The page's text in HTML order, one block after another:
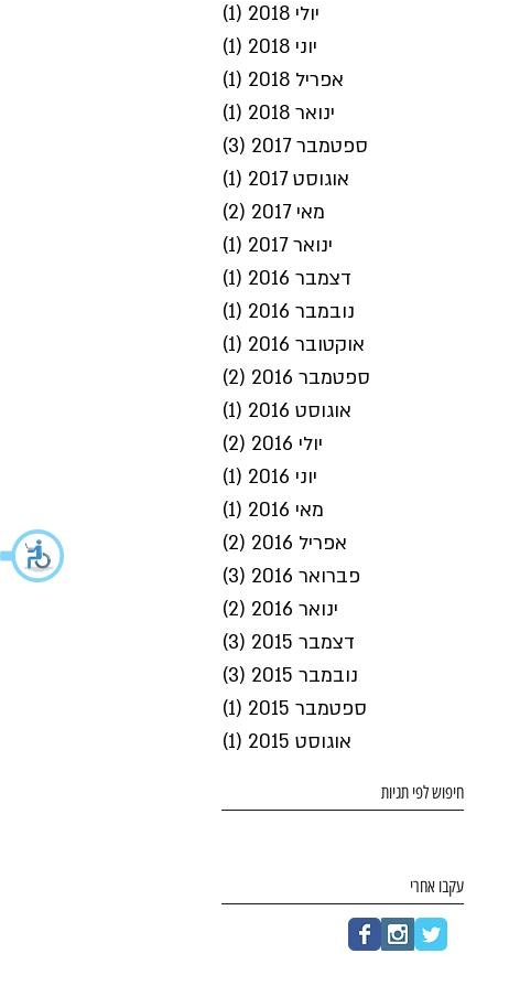
יולי 2018
(1)
יוני 2018
(1)
אפריל 2018
(1)
ינואר 2018
(1)
ספטמבר 2017
(3)
אוגוסט 2017
(1)
מאי 2017
(2)
ינואר 2017
(1)
דצמבר 2016
(1)
נובמבר 2016
(1)
אוקטובר 2016
(1)
ספטמבר 2016
(2)
אוגוסט 2016
(1)
יולי 2016
(2)
יוני 2016
(1)
מאי 2016
(1)
אפריל 2016
(2)
פברואר 2016
(3)
ינואר 2016
(2)
דצמבר 2015
(3)
נובמבר 2015
(3)
ספטמבר 2015
(1)
אוגוסט 2015
(1)
חיפוש לפי תגיות
עקבו אחרי